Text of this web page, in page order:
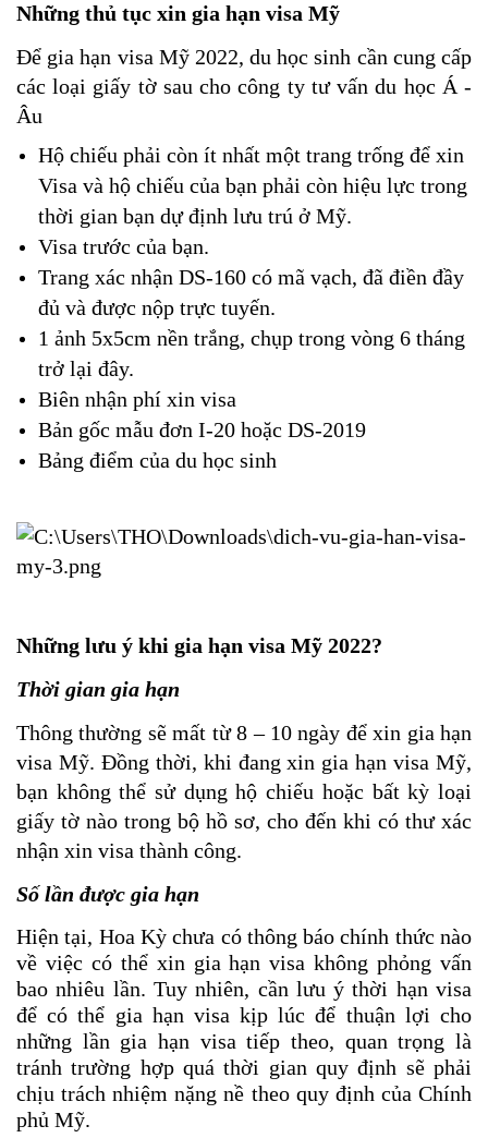
Những thủ tục xin gia hạn visa Mỹ
Để gia hạn visa Mỹ 2022, du học sinh cần cung cấp
các loại giấy tờ sau cho công ty tư vấn du học Á -
Âu
Hộ chiếu phải còn ít nhất một trang trống để xin
Visa và hộ chiếu của bạn phải còn hiệu lực trong
thời gian bạn dự định lưu trú ở Mỹ.
Visa trước của bạn.
Trang xác nhận DS-160 có mã vạch, đã điền đầy
đủ và được nộp trực tuyến.
1 ảnh 5x5cm nền trắng, chụp trong vòng 6 tháng
trở lại đây.
Biên nhận phí xin visa
Bản gốc mẫu đơn I-20 hoặc DS-2019
Bảng điểm của du học sinh
Những lưu ý khi gia hạn visa Mỹ 2022?
Thời gian gia hạn
Thông thường sẽ mất từ 8 – 10 ngày để xin gia hạn
visa Mỹ. Đồng thời, khi đang xin gia hạn visa Mỹ,
bạn không thể sử dụng hộ chiếu hoặc bất kỳ loại
giấy tờ nào trong bộ hồ sơ, cho đến khi có thư xác
nhận xin visa thành công.
Số lần được gia hạn
Hiện tại, Hoa Kỳ chưa có thông báo chính thức nào
về việc có thể xin gia hạn visa không phỏng vấn
bao nhiêu lần. Tuy nhiên, cần lưu ý thời hạn visa
để có thể gia hạn visa kịp lúc để thuận lợi cho
những lần gia hạn visa tiếp theo, quan trọng là
tránh trường hợp quá thời gian quy định sẽ phải
chịu trách nhiệm nặng nề theo quy định của Chính
phủ Mỹ.